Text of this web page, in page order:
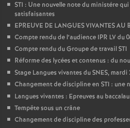
STI : Une nouvelle note du ministére
satisfaisantes
EPREUVE DE LANGUES VIVANTES AU
Compte rendu de l’audience IPR LV du
Compte rendu du Groupe de travail STI
Réforme des lycées et contenus : du
Stage Langues vivantes du SNES,
Changement de discipline en STI : une
Langues vivantes : Epreuves au
Tempête sous un crâne
Changement de discipline des